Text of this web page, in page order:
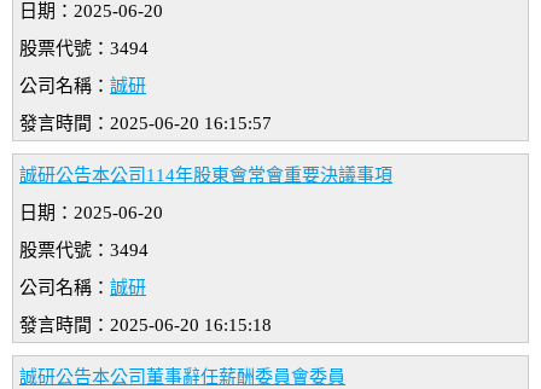
日期：2025-06-20
股票代號：3494
公司名稱： 誠研
發言時間：2025-06-20 16:15:57
誠研公告本公司114年股東會常會重要決議事項
日期：2025-06-20
股票代號：3494
公司名稱： 誠研
發言時間：2025-06-20 16:15:18
誠研公告本公司董事辭任薪酬委員會委員